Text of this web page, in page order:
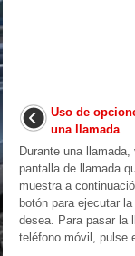
Uso de
una llamada
Durante una llamada,
pantalla de llamada
muestra a
botón para ejecutar
desea. Para pasar la
teléfono móvil, pulse